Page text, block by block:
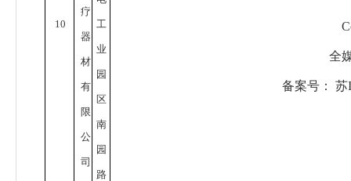
10
疗
器
材
有
限
公
司
工
业
园
区
南
园
路
全
备案号： 苏